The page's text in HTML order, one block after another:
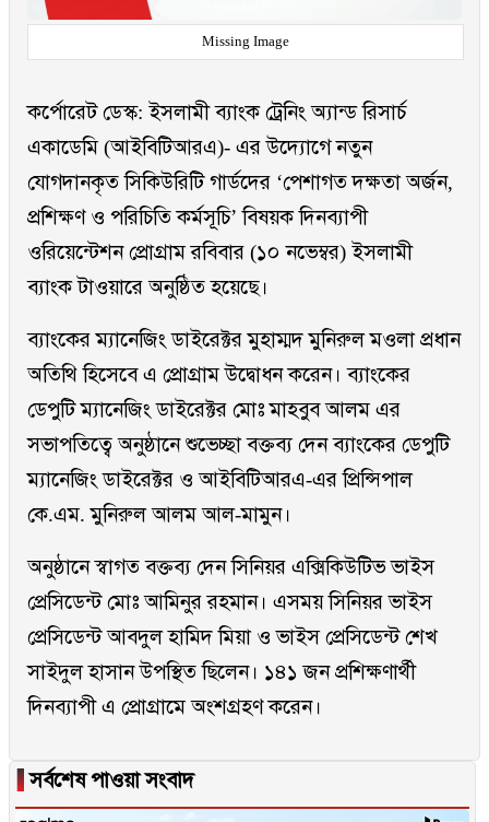
Missing Image
কর্পোরেট ডেস্ক: ইসলামী ব্যাংক ট্রেনিং অ্যান্ড রিসার্চ
একাডেমি (আইবিটিআরএ)- এর উদ্যোগে নতুন
যোগদানকৃত সিকিউরিটি গার্ডদের ‘পেশাগত দক্ষতা অর্জন,
প্রশিক্ষণ ও পরিচিতি কর্মসূচি’ বিষয়ক দিনব্যাপী
ওরিয়েন্টেশন প্রোগ্রাম রবিবার (১০ নভেম্বর) ইসলামী
ব্যাংক টাওয়ারে অনুষ্ঠিত হয়েছে।
ব্যাংকের ম্যানেজিং ডাইরেক্টর মুহাম্মদ মুনিরুল মওলা প্রধান
অতিথি হিসেবে এ প্রোগ্রাম উদ্বোধন করেন। ব্যাংকের
ডেপুটি ম্যানেজিং ডাইরেক্টর মোঃ মাহবুব আলম এর
সভাপতিত্বে অনুষ্ঠানে শুভেচ্ছা বক্তব্য দেন ব্যাংকের ডেপুটি
ম্যানেজিং ডাইরেক্টর ও আইবিটিআরএ-এর প্রিন্সিপাল
কে.এম. মুনিরুল আলম আল-মামুন।
অনুষ্ঠানে স্বাগত বক্তব্য দেন সিনিয়র এক্সিকিউটিভ ভাইস
প্রেসিডেন্ট মোঃ আমিনুর রহমান। এসময় সিনিয়র ভাইস
প্রেসিডেন্ট আবদুল হামিদ মিয়া ও ভাইস প্রেসিডেন্ট শেখ
সাইদুল হাসান উপস্থিত ছিলেন। ১৪১ জন প্রশিক্ষণার্থী
দিনব্যাপী এ প্রোগ্রামে অংশগ্রহণ করেন।
▐সর্বশেষ পাওয়া সংবাদ